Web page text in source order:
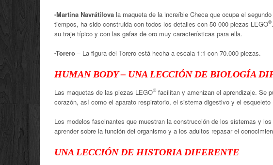
-Martina Navrátilova la maqueta de la increíble Checa que ocupa el
tiempos, ha sido construida con todos los detalles con 50 000 piezas LEGO®
su traje típico y con las gafas de oro muy características para ella.
-Torero – La figura del Torero está hecha a escala 1:1 con 70.000 piezas.
HUMAN BODY – UNA LECCIÓN DE BIOLOGÍA
Las maquetas de las piezas LEGO® facilitan y amenizan el aprendizaje. Se
corazón, así como el aparato respiratorio, el sistema digestivo y el esqueleto
Los modelos fascinantes que muestran la construcción de los sistemas y
aprender sobre la función del organismo y a los adultos repasar el
UNA LECCIÓN DE HISTORIA DIFERENTE